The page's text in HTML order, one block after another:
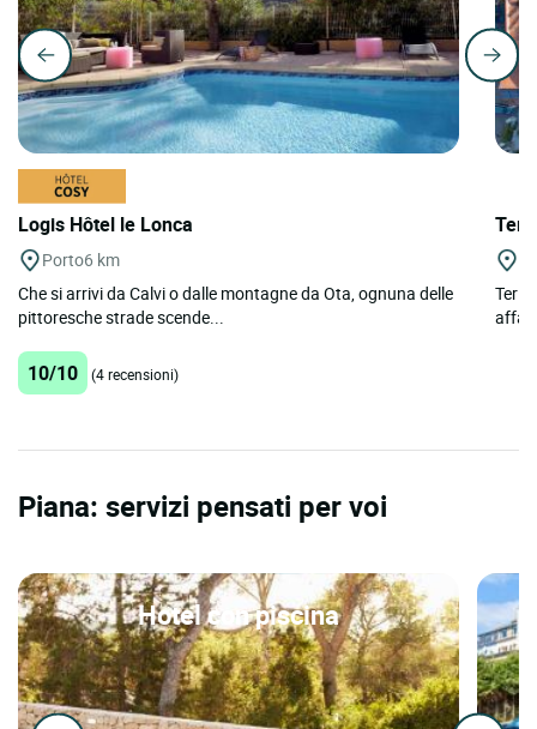
Logis Hôtel le Lonca
Porto6 km
Che si arrivi da Calvi o dalle montagne da Ota, ognuna delle
pittoresche strade scende...
10/10 (4 recensioni)
Piana: servizi pensati per voi
Hotel con piscina